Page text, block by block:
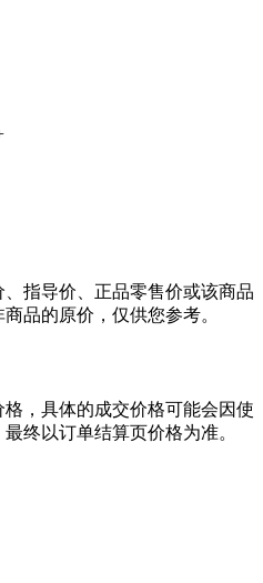
指导价、正品零售价或该商品
品的原价，仅供您参考。
，具体的成交价格可能会因使
终以订单结算页价格为准。